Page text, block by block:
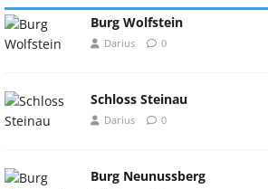
Burg Wolfstein
Darius 0
Schloss Steinau
Darius 0
Burg Neunussberg